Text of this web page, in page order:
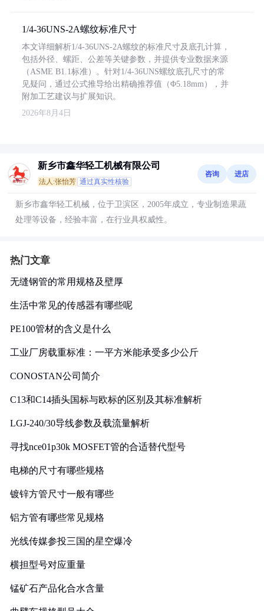
1/4-36UNS-2A螺纹标准尺寸
本文详细解析1/4-36UNS-2A螺纹的标准尺寸及底孔计算，
包括外径、螺距、公差等关键参数，并提供专业数据来源
（ASME B1.1标准）。针对1/4-36UNS螺纹底孔尺寸的常
见疑问，通过公式推导给出精确推荐值（Φ5.18mm），并
附加工艺建议与扩展知识。
2026年8月4日
新乡市鑫华轻工机械有限公司
法人:张怡芳 通过真实性核验
咨询 进店
新乡市鑫华轻工机械，位于卫滨区，2005年成立，专业制造果蔬
处理等设备，经验丰富，在行业具权威性。
热门文章
无缝钢管的常用规格及壁厚
生活中常见的传感器有哪些呢
PE100管材的含义是什么
工业厂房载重标准：一平方米能承受多少公斤
CONOSTAN公司简介
C13和C14插头国标与欧标的区别及其标准解析
LGJ-240/30导线参数及载流量解析
寻找nce01p30k MOSFET管的合适替代型号
电梯的尺寸有哪些规格
镀锌方管尺寸一般有哪些
铝方管有哪些常见规格
光线传媒参投三国的星空爆冷
横担型号对应重量
锰矿石产品化合水含量